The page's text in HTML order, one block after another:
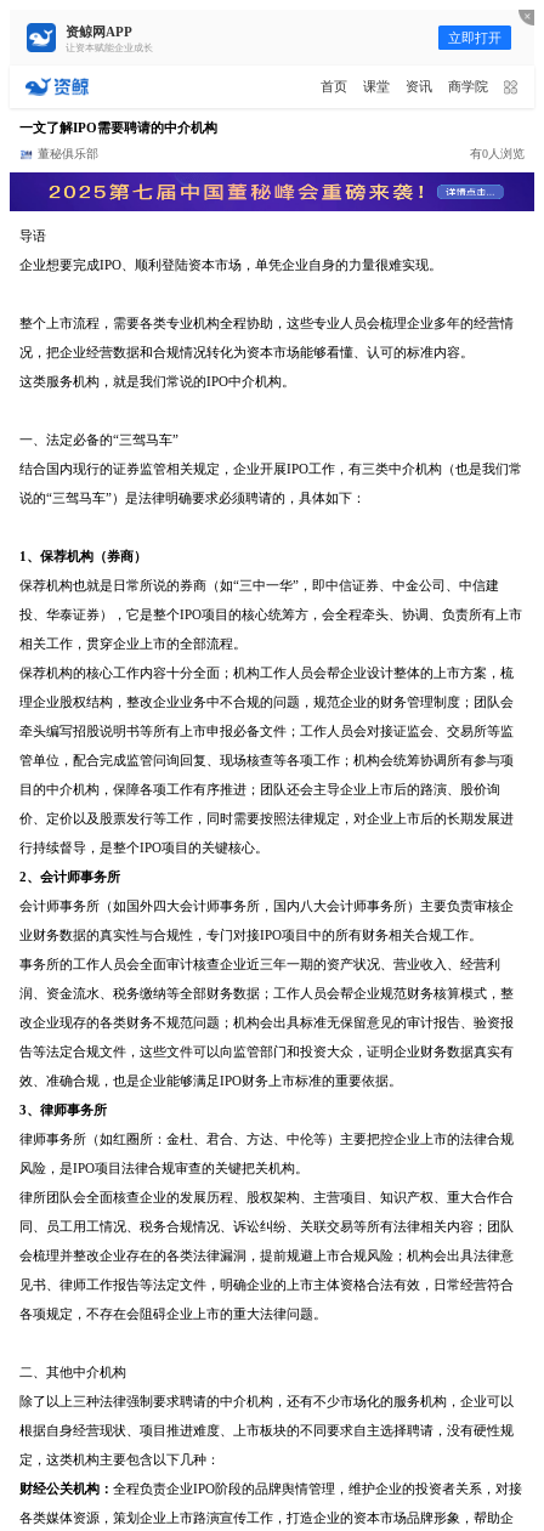
资鲸网APP
让资本赋能企业成长
立即打开
首页 课堂 资讯 商学院
政府园区 行业峰会
年入百万，也不一定能看懂“商业
模式”！推荐收藏！
排名第一，年营收170亿，业绩增
速堪称疯狂！
10-16
资鲸精选 | 一分钟简单粗暴秒
仍处于探索当中
07-24
腾讯与马化腾：腾讯五虎是如何
分配股权的
08-01
资鲸精选 | IPO并购案例深度解读-
从富士康、明匠智能、Daintree说
09-14
方，可能是个假央企！
07-23
资鲸精选 | 兰亭集势收购ezbuy，
资鲸精选 | 一个一级市场投资人的
思维框架
09-11
度 看马云如何用5%的股份控制公
司
09-06
一文了解IPO需要聘请的中介机构
董秘俱乐部 有0人浏览
导语
企业想要完成IPO、顺利登陆资本市场，单凭企业自身的力量很难实现。
整个上市流程，需要各类专业机构全程协助，这些专业人员会梳理企业多年的经营情
况，把企业经营数据和合规情况转化为资本市场能够看懂、认可的标准内容。
这类服务机构，就是我们常说的IPO中介机构。
一、法定必备的“三驾马车”
结合国内现行的证券监管相关规定，企业开展IPO工作，有三类中介机构（也是我们常
说的“三驾马车”）是法律明确要求必须聘请的，具体如下：
1、保荐机构（券商）
保荐机构也就是日常所说的券商（如“三中一华”，即中信证券、中金公司、中信建
投、华泰证券），它是整个IPO项目的核心统筹方，会全程牵头、协调、负责所有上市
相关工作，贯穿企业上市的全部流程。
保荐机构的核心工作内容十分全面；机构工作人员会帮企业设计整体的上市方案，梳
理企业股权结构，整改企业业务中不合规的问题，规范企业的财务管理制度；团队会
牵头编写招股说明书等所有上市申报必备文件；工作人员会对接证监会、交易所等监
管单位，配合完成监管问询回复、现场核查等各项工作；机构会统筹协调所有参与项
目的中介机构，保障各项工作有序推进；团队还会主导企业上市后的路演、股价询
价、定价以及股票发行等工作，同时需要按照法律规定，对企业上市后的长期发展进
行持续督导，是整个IPO项目的关键核心。
2、会计师事务所
会计师事务所（如国外四大会计师事务所，国内八大会计师事务所）主要负责审核企
业财务数据的真实性与合规性，专门对接IPO项目中的所有财务相关合规工作。
事务所的工作人员会全面审计核查企业近三年一期的资产状况、营业收入、经营利
润、资金流水、税务缴纳等全部财务数据；工作人员会帮企业规范财务核算模式，整
改企业现存的各类财务不规范问题；机构会出具标准无保留意见的审计报告、验资报
告等法定合规文件，这些文件可以向监管部门和投资大众，证明企业财务数据真实有
效、准确合规，也是企业能够满足IPO财务上市标准的重要依据。
3、 律师事务所
律师事务所（如红圈所：金杜、君合、方达、中伦等）主要把控企业上市的法律合规
风险，是IPO项目法律合规审查的关键把关机构。
律所团队会全面核查企业的发展历程、股权架构、主营项目、知识产权、重大合作合
同、员工用工情况、税务合规情况、诉讼纠纷、关联交易等所有法律相关内容；团队
会梳理并整改企业存在的各类法律漏洞，提前规避上市合规风险；机构会出具法律意
见书、律师工作报告等法定文件，明确企业的上市主体资格合法有效，日常经营符合
各项规定，不存在会阻碍企业上市的重大法律问题。
二、其他中介机构
除了以上三种法律强制要求聘请的中介机构，还有不少市场化的服务机构，企业可以
根据自身经营现状、项目推进难度、上市板块的不同要求自主选择聘请，没有硬性规
定，这类机构主要包含以下几种：
财经公关机构： 全程负责企业IPO阶段的品牌舆情管理，维护企业的投资者关系，对接
各类媒体资源，策划企业上市路演宣传工作，打造企业的资本市场品牌形象，帮助企